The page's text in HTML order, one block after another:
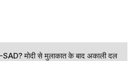
मोदी से मुलाकात के बाद अकाली दल